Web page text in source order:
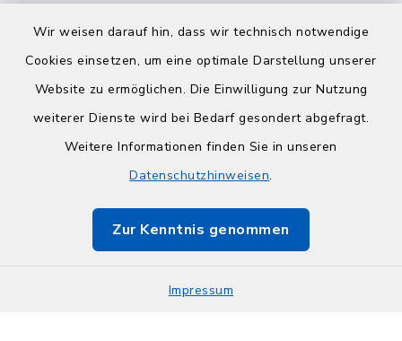
Wir weisen darauf hin, dass wir technisch notwendige
Cookies einsetzen, um eine optimale Darstellung unserer
Website zu ermöglichen. Die Einwilligung zur Nutzung
weiterer Dienste wird bei Bedarf gesondert abgefragt.
Weitere Informationen finden Sie in unseren
Datenschutzhinweisen.
Zur Kenntnis genommen
Impressum
Barrierefreiheit
Impressum
Sitemap